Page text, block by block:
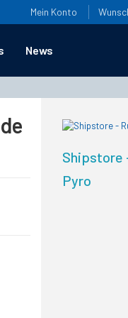
Mein Konto
News
Shipstore
Pyro